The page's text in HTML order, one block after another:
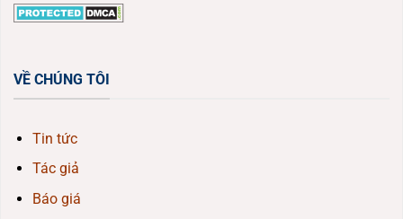
VỀ CHÚNG TÔI
Tin tức
Tác giả
Báo giá